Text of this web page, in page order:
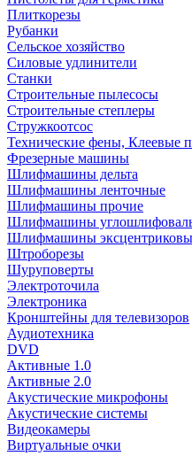
Плиткорезы
Рубанки
Сельское хозяйство
Силовые удлинители
Станки
Строительные пылесосы
Строительные степлеры
Стружкоотсос
Технические фены, Клеевые
Фрезерные машины
Шлифмашины дельта
Шлифмашины ленточные
Шлифмашины прочие
Шлифмашины
Шлифмашины
Штроборезы
Шуруповерты
Электроточила
Электроника
Кронштейны для телевизоров
Аудиотехника
DVD
Активные 1.0
Активные 2.0
Акустические микрофоны
Акустические системы
Видеокамеры
Виртуальные очки